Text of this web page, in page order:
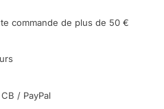
commande de plus de 50 €
/ PayPal